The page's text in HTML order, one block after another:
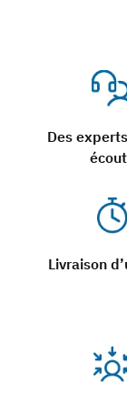
Des
Livraison